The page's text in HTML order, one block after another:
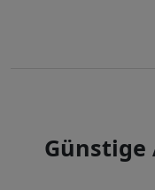
Günstige